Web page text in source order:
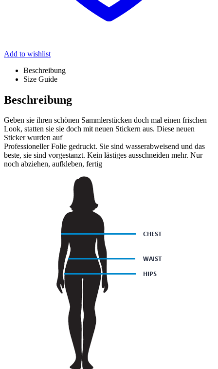
Add to wishlist
Beschreibung
Size Guide
Beschreibung
Geben sie ihren schönen Sammlerstücken doch mal einen frischen
Look, statten sie sie doch mit neuen Stickern aus. Diese neuen
Sticker wurden auf
Professioneller Folie gedruckt. Sie sind wasserabweisend und das
beste, sie sind vorgestanzt. Kein lästiges ausschneiden mehr. Nur
noch abziehen, aufkleben, fertig